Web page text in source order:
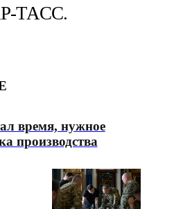
ТАСС.
время, нужное
производства